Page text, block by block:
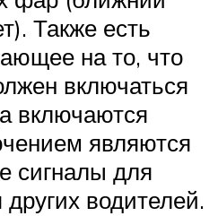
Также есть
на то, что
включаться
включаются
являются
сигналы для
водителей.